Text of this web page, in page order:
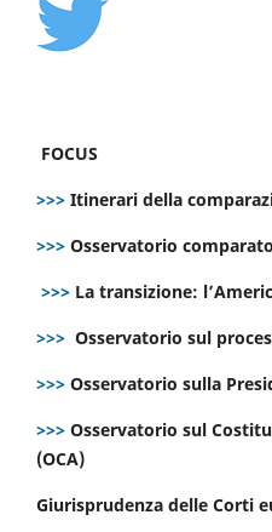
FOCUS
>>> Itinerari della
>>> Osservatorio
>>> La transizione:
>>> Osservatorio sul
>>> Osservatorio sulla
>>> Osservatorio sul
(OCA)
Giurisprudenza delle Corti